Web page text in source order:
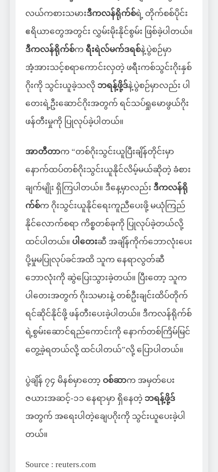
လယ်ကစားသမားဒီကလန်ရိုက်စ်ရဲ့ တိုက်စစ်ပိုင်း
ဧရိယာတွေအတွင်း လွှမ်းမိုးနိုင်စွမ်း ဖြစ်ခဲ့ပါတယ်။
ဒီကလန်ရိုက်စ်က ရီးရဲလ်မက်ဒရစ်နဲ့ပွဲစဉ်မှာ
အံ့အားသင့်စရာကောင်းလှတဲ့ ဖရီးကစ်သွင်းဂိုးနှစ်
ဂိုးကို သွင်းယူခဲ့သလို ဘရန့်ဖို့ဒ်နဲ့ပွဲစဉ်မှာလည်း ပါ
တေးရဲ့ဦးဆောင်ဂိုးအတွက် ရင်သပ်ရှုမောဖွယ်ဂိုး
ဖန်တီးမှုကို ပြုလုပ်ခဲ့ပါတယ်။
အာတီတာက “တစ်ဂိုးသွင်းယူပြီးချိန်တိုင်းမှာ
နောက်ထပ်တစ်ဂိုးသွင်းယူနိုင်လိမ့်မယ်ဆိုတဲ့ ခံစား
ချက်မျိုး ရှိကြပါတယ်။ ဒီနေ့မှာလည်း ဒီကလန်ရို
က်စ်က ဂိုးသွင်းယူနိုင်ရေးကူညီပေးဖို့ မယုံကြည်
နိုင်လောက်စရာ ကိစ္စတစ်ခုကို ပြုလုပ်ခဲ့တယ်လို့
ထင်ပါတယ်။ ပါတေးဆီ အချိန်ကိုက်ဘောလုံးပေး
ပို့မှုမပြုလုပ်ခင်အထိ သူက နေရာလွတ်ဆီ
ဘောလုံးကို ဆွဲပြေးသွားခဲ့တယ်။ ပြီးတော့ သူက
ပါတေးအတွက် ဂိုးသမားနဲ့ တစ်ဦးချင်းထိပ်တိုက်
ရင်ဆိုင်နိုင်ဖို့ ဖန်တီးပေးခဲ့ပါတယ်။ ဒီကလန်ရိုက်စ်
ရဲ့စွမ်းဆောင်ရည်ကောင်းကို နောက်တစ်ကြိမ်မြင်
တွေ့ခဲ့ရတယ်လို့ ထင်ပါတယ်”လို့ ပြောပါတယ်။
ပွဲချိန် ၇၄ မိနစ်မှာတော့ ဝစ်ဆာက အမှတ်ပေး
ဇယားအဆင့်-၁၁ နေရာမှာ ရှိနေတဲ့ ဘရန့်ဖို့ဒ်
အတွက် အရေးပါတဲ့ချေပဂိုးကို သွင်းယူပေးခဲ့ပါ
တယ်။
Source : reuters.com